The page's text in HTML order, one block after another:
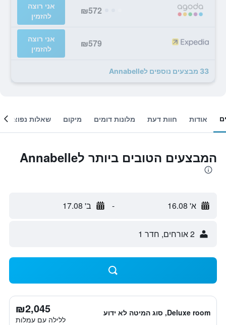
₪572
אני רוצה
להזמין
₪579
אני רוצה
להזמין
33 מבצעים נוספים לAnnabelle
אודות חוות דעת מלונות דומים מיקום שאלות נפוצות
המבצעים הטובים ביותר לAnnabelle
א' 16.08 - ב' 17.08
2 אורחים, חדר 1
Deluxe room, סוג המיטה לא ידוע ₪2,045
ללילה עם עמלות